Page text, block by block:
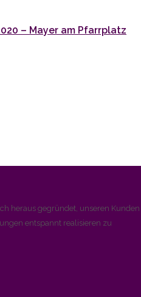
– Mayer am Pfarrplatz
heraus gegründet, unseren Kunden
entspannt realisieren zu